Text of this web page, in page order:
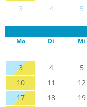
3
4 5
Mo Di Mi
3
4 5
10
11 12
17
18 19